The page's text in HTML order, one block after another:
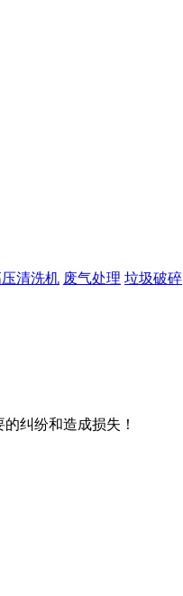
清洗机 废气处理 垃圾破碎
纠纷和造成损失！